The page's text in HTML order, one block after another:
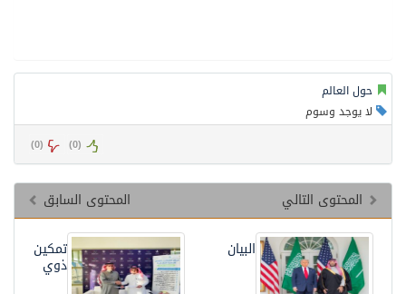
حول العالم
لا يوجد وسوم
(
0
) (
0
)
المحتوى السابق
المحتوى التالي
تمكين
ذوي
البيان